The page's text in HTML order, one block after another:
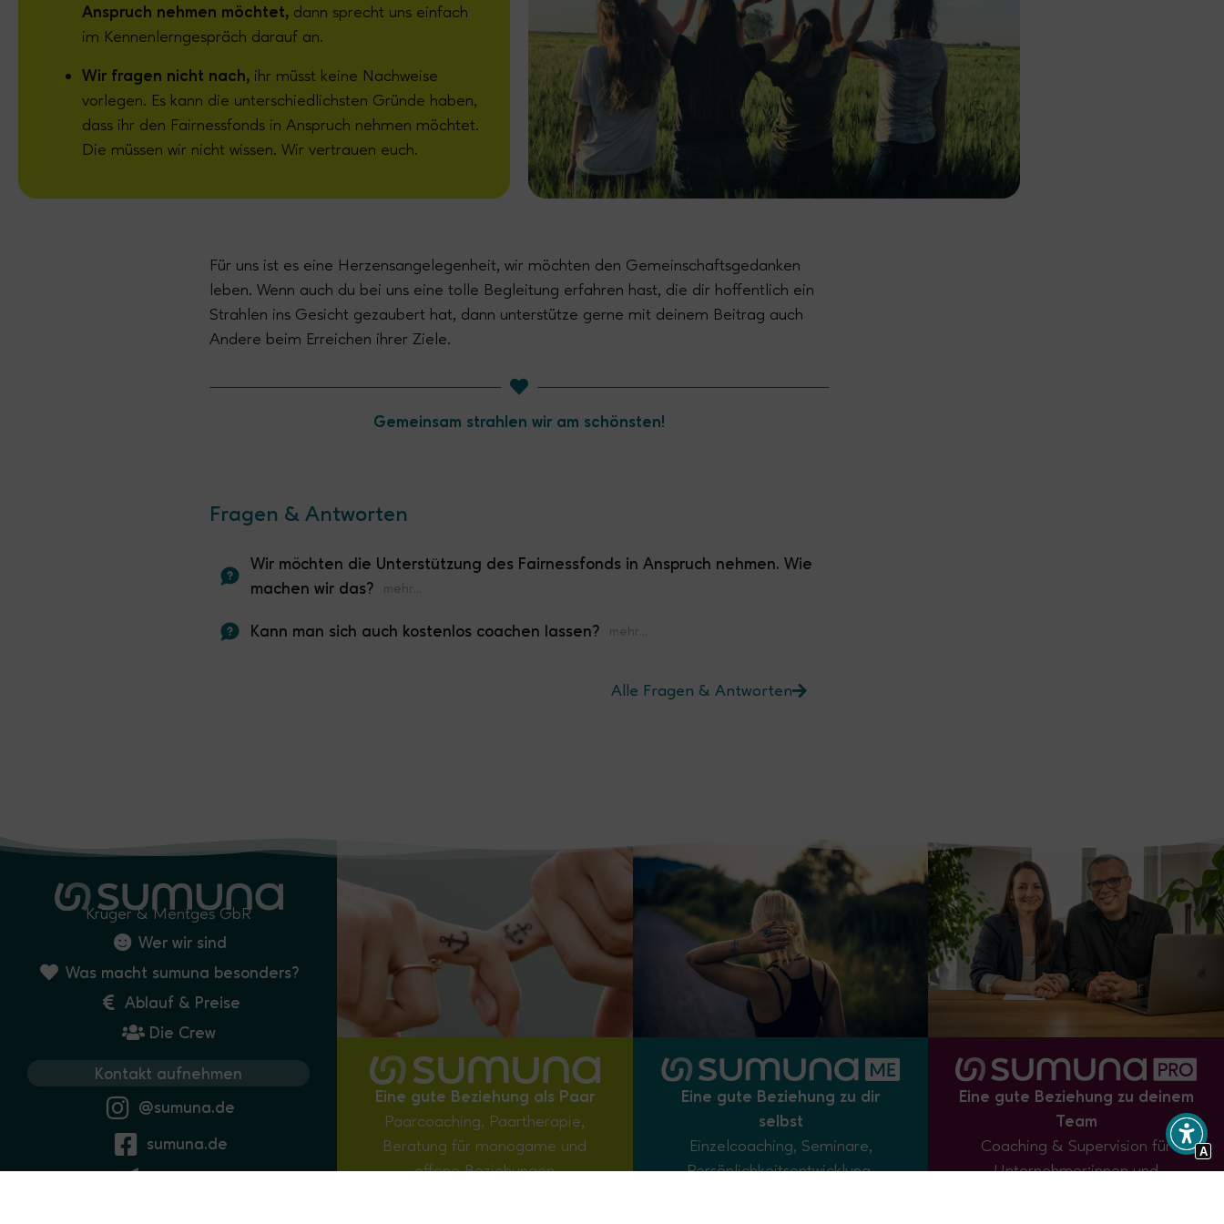
Anspruch nehmen möchtet, dann sprecht uns einfach
im Kennenlerngespräch darauf an.
Wir fragen nicht nach, ihr müsst keine Nachweise
vorlegen. Es kann die unterschiedlichsten Gründe haben,
dass ihr den Fairnessfonds in Anspruch nehmen möchtet.
Die müssen wir nicht wissen. Wir vertrauen euch.
Für uns ist es eine Herzensangelegenheit, wir möchten den Gemeinschaftsgedanken
leben. Wenn auch du bei uns eine tolle Begleitung erfahren hast, die dir hoffentlich ein
Strahlen ins Gesicht gezaubert hat, dann unterstütze gerne mit deinem Beitrag auch
Andere beim Erreichen ihrer Ziele.
Gemeinsam strahlen wir am schönsten!
Fragen & Antworten
Wir möchten die Unterstützung des Fairnessfonds in Anspruch nehmen. Wie
machen wir das?
Kann man sich auch kostenlos coachen lassen?
Alle Fragen & Antworten
Krüger & Mentges GbR
Wer wir sind
Was macht sumuna besonders?
Ablauf & Preise
Die Crew
Kontakt aufnehmen
@sumuna.de
sumuna.de
Eine gute Beziehung als Paar
Paarcoaching, Paartherapie,
Beratung für monogame und
offene Beziehungen
Eine gute Beziehung zu dir
selbst
Einzelcoaching, Seminare,
Persönlichkeitsentwicklung,
Eine gute Beziehung zu deinem
Team
Coaching & Supervision für
Unternehmer:innen und
A